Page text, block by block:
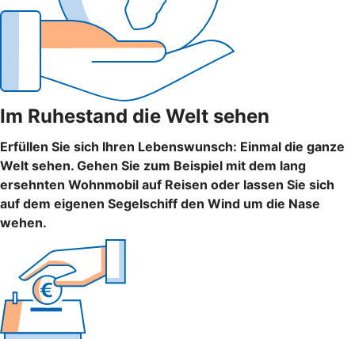
Im Ruhestand die Welt sehen
Erfüllen Sie sich Ihren Lebenswunsch: Einmal die ganze
Welt sehen. Gehen Sie zum Beispiel mit dem lang
ersehnten Wohnmobil auf Reisen oder lassen Sie sich
auf dem eigenen Segelschiff den Wind um die Nase
wehen.